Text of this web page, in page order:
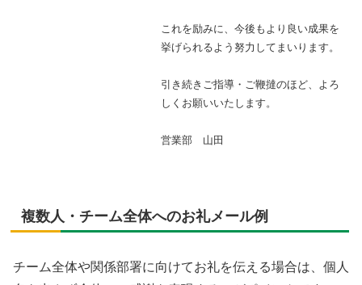
これを励みに、今後もより良い成果を
挙げられるよう努力してまいります。
引き続きご指導・ご鞭撻のほど、よろ
しくお願いいたします。
営業部 山田
複数人・チーム全体へのお礼メール例
チーム全体や関係部署に向けてお礼を伝える場合は、個人